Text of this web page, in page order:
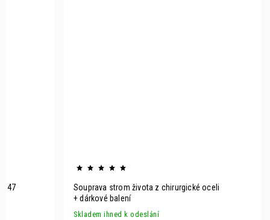
Souprava z chirurgické oceli modrá KP347
Skladem ihned k odeslání